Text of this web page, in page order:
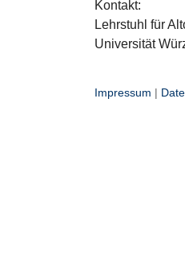
Kontakt:
Lehrstuhl für
Universität
Impressum |